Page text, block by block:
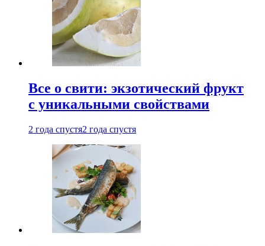
Все о свити: экзотический фрукт
с уникальными свойствами
2 года спустя2 года спустя